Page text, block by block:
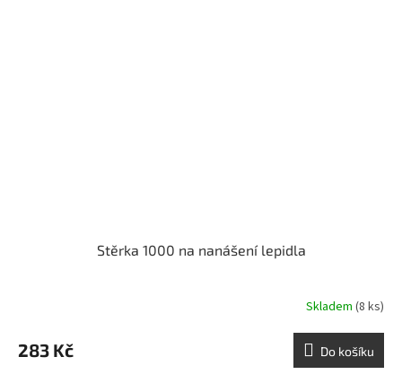
Stěrka 1000 na nanášení lepidla
Skladem (8 ks)
283 Kč Do košíku